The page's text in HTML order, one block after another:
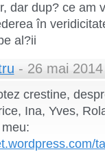
dar dup? ce am
în
al?ii
- 26 mai 2014
crestine,
Ina, Yves,